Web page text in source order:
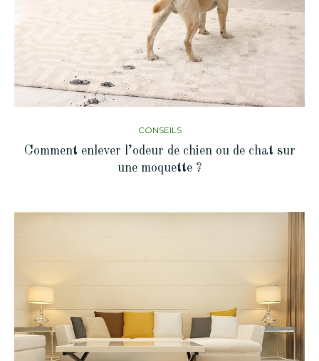
CONSEILS
Comment enlever l’odeur de chien ou de chat sur
une moquette ?